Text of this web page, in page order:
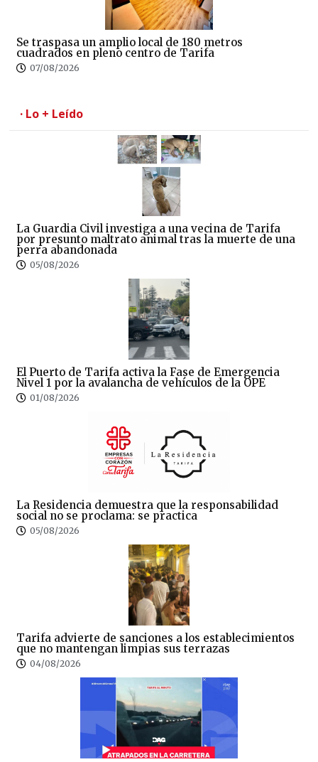
Se traspasa un amplio local de 180 metros
cuadrados en pleno centro de Tarifa
07/08/2026
· Lo + Leído
La Guardia Civil investiga a una vecina de Tarifa
por presunto maltrato animal tras la muerte de una
perra abandonada
05/08/2026
El Puerto de Tarifa activa la Fase de Emergencia
Nivel 1 por la avalancha de vehículos de la OPE
01/08/2026
La Residencia demuestra que la responsabilidad
social no se proclama: se practica
05/08/2026
Tarifa advierte de sanciones a los establecimientos
que no mantengan limpias sus terrazas
04/08/2026